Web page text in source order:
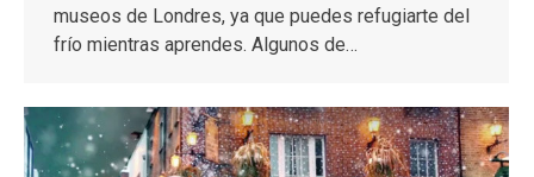
museos de Londres, ya que puedes refugiarte del
frío mientras aprendes. Algunos de…